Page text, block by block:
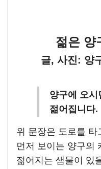
젊은 양
글, 사진: 양
양구에 오시
젊어집니다.
위 문장은 도로를 타
먼저 보이는 양구의
젊어지는 샘물이 있